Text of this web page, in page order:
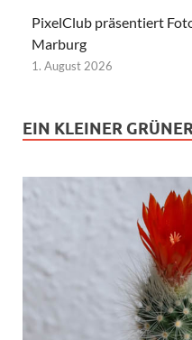
PixelClub präsentiert
Marburg
1. August 2026
EIN KLEINER